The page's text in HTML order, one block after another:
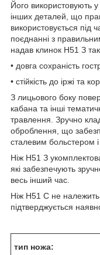
Його використовують
інших деталей, що
використовується під
поєднанні з
надав клинок H51 З
• довга сохраність
• стійкість до іржі та
З лицьового боку
кабана та інші
травлення. Зручно
оброблення, що
сталевим больстером
Ніж H51 З
які забезпечують
весь інший час.
Ніж H51 С не належить
підтверджується
тип ножа: